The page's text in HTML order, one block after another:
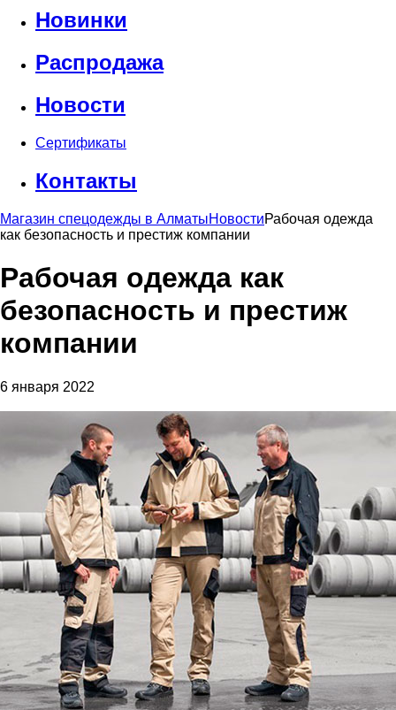
Новинки
Распродажа
Новости
Сертификаты
Контакты
Магазин спецодежды в АлматыНовостиРабочая одежда
как безопасность и престиж компании
Рабочая одежда как
безопасность и престиж
компании
6 января 2022